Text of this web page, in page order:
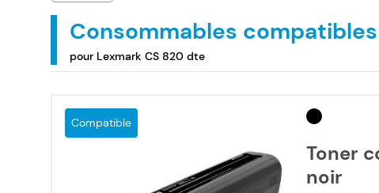
Consommables compatibles
pour Lexmark CS 820 dte
Compatible
Toner
noir